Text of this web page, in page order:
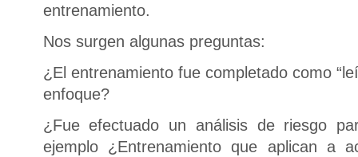
entrenamiento.
Nos surgen algunas preguntas:
¿El entrenamiento fue completado como
enfoque?
¿Fue efectuado un análisis de riesgo
ejemplo ¿Entrenamiento que aplican a